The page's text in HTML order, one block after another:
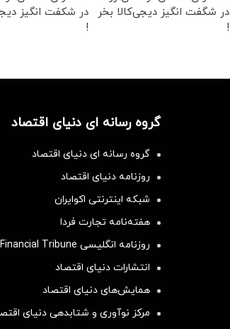
در شگفت انگیز دیجی‌کالا بخر
!
در شکفت انگیز
!
گروه رسانه ای دنیای اقتصاد
گروه رسانه ای دنیای اقتصاد
روزنامه دنیای اقتصاد
شبکه اینترنتی اکوایران
هفته‌نامه تجارت فردا
روزنامه انگلیسی Financial Tribune
انتشارات دنیای اقتصاد
همایش‌های دنیای اقتصاد
مرکز نوآوری و شتابدهی دنیای